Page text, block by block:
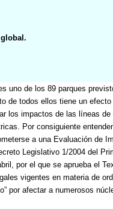
uno de los 89 parques
de todos ellos tiene un
los impactos de las líneas
Por consiguiente
a una Evaluación de
Legislativo 1/2004 del
por el que se aprueba el
vigentes en materia de
por afectar a numerosos